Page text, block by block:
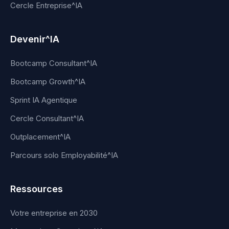
Cercle Entreprise^IA
Devenir^IA
Bootcamp Consultant^IA
Bootcamp Growth^IA
Sprint IA Agentique
Cercle Consultant^IA
Outplacement^IA
Parcours solo Employabilité^IA
Ressources
Votre entreprise en 2030